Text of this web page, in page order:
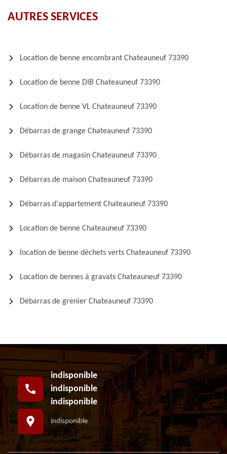
AUTRES SERVICES
Location de benne encombrant Chateauneuf 73390
Location de benne DIB Chateauneuf 73390
Location de benne VL Chateauneuf 73390
Débarras de grange Chateauneuf 73390
Débarras de magasin Chateauneuf 73390
Débarras de maison Chateauneuf 73390
Débarras d'appartement Chateauneuf 73390
Location de benne Chateauneuf 73390
location de benne déchets verts Chateauneuf 73390
Location de bennes à gravats Chateauneuf 73390
Débarras de grenier Chateauneuf 73390
indisponible
indisponible
indisponible
indisponible